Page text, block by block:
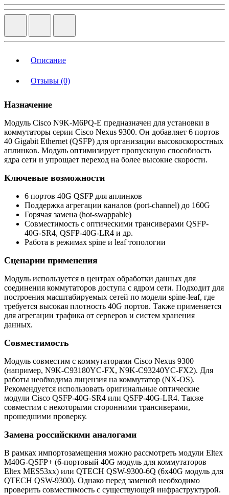
Описание
Отзывы (0)
Назначение
Модуль Cisco N9K-M6PQ-E предназначен для установки в
коммутаторы серии Cisco Nexus 9300. Он добавляет 6 портов
40 Gigabit Ethernet (QSFP) для организации высокоскоростных
аплинков. Модуль оптимизирует пропускную способность
ядра сети и упрощает переход на более высокие скорости.
Ключевые возможности
6 портов 40G QSFP для аплинков
Поддержка агрегации каналов (port-channel) до 160G
Горячая замена (hot-swappable)
Совместимость с оптическими трансиверами QSFP-
40G-SR4, QSFP-40G-LR4 и др.
Работа в режимах spine и leaf топологии
Сценарии применения
Модуль используется в центрах обработки данных для
соединения коммутаторов доступа с ядром сети. Подходит для
построения масштабируемых сетей по модели spine-leaf, где
требуется высокая плотность 40G портов. Также применяется
для агрегации трафика от серверов и систем хранения
данных.
Совместимость
Модуль совместим с коммутаторами Cisco Nexus 9300
(например, N9K-C93180YC-FX, N9K-C93240YC-FX2). Для
работы необходима лицензия на коммутатор (NX-OS).
Рекомендуется использовать оригинальные оптические
модули Cisco QSFP-40G-SR4 или QSFP-40G-LR4. Также
совместим с некоторыми сторонними трансиверами,
прошедшими проверку.
Замена российскими аналогами
В рамках импортозамещения можно рассмотреть модули Eltex
M40G-QSFP+ (6-портовый 40G модуль для коммутаторов
Eltex MES53xx) или QTECH QSW-9300-6Q (6x40G модуль для
QTECH QSW-9300). Однако перед заменой необходимо
проверить совместимость с существующей инфраструктурой.